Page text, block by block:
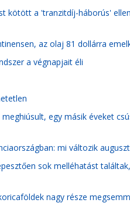
kötött a 'tranzitdíj-háborús'
az olaj 81 dollárra
a végnapjait éli
egy másik éveket
mi változik
sok melléhatást
nagy része